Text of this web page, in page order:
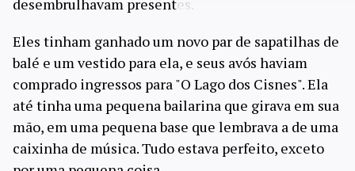
desembrulhavam presentes.
Eles tinham ganhado um novo par de sapatilhas de
balé e um vestido para ela, e seus avós haviam
comprado ingressos para "O Lago dos Cisnes". Ela
até tinha uma pequena bailarina que girava em sua
mão, em uma pequena base que lembrava a de uma
caixinha de música. Tudo estava perfeito, exceto